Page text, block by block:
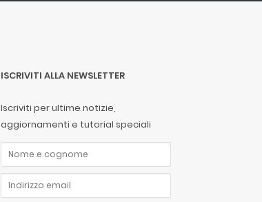
ISCRIVITI ALLA NEWSLETTER
Iscriviti per ultime notizie,
aggiornamenti e tutorial speciali